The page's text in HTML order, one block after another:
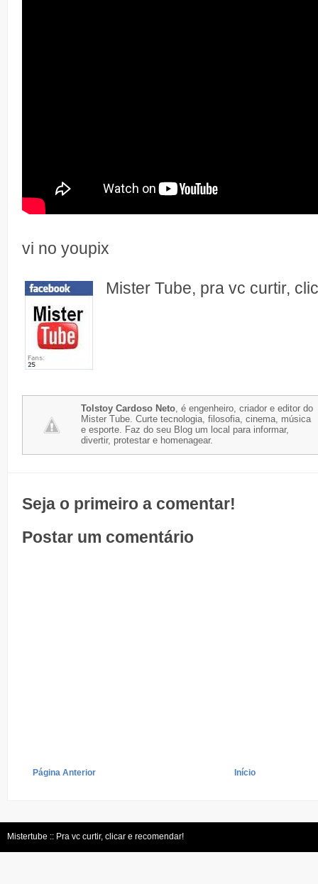
vi no youpix
Mister Tube, pra vc curtir,
Tolstoy Cardoso Neto, é engenheiro, criador e editor do
Mister Tube. Curte tecnologia, filosofia, cinema, música
e esporte. Faz do seu Blog um local para informar,
divertir, protestar e homenagear.
Seja o primeiro a comentar!
Postar um comentário
Página Anterior Início
Mistertube :: Pra vc curtir, clicar e recomendar!